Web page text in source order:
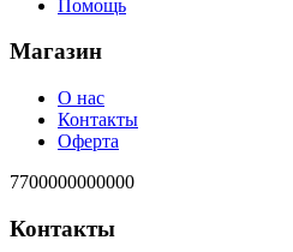
Помощь
Магазин
О нас
Контакты
Оферта
7700000000000
Контакты